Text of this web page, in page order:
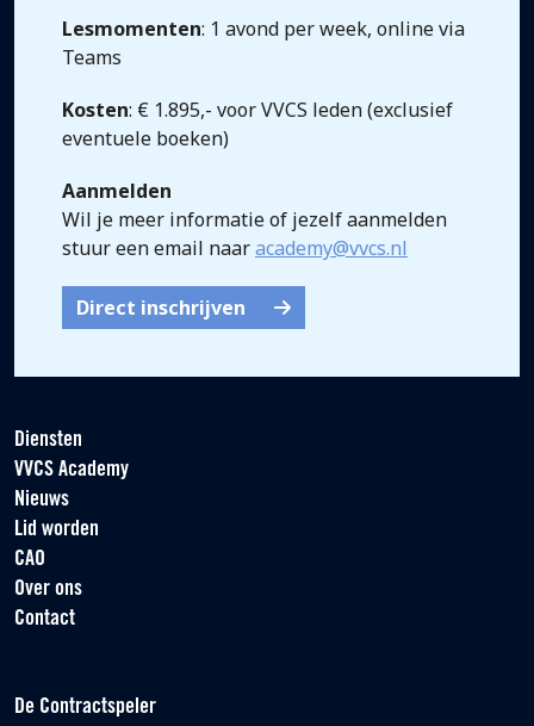
Lesmomenten: 1 avond per week, online via
Teams
Kosten: € 1.895,- voor VVCS leden (exclusief
eventuele boeken)
Aanmelden
Wil je meer informatie of jezelf aanmelden
stuur een email naaracademy@vvcs.nl
Direct inschrijven
Diensten
VVCS Academy
Nieuws
Lid worden
CAO
Over ons
Contact
De Contractspeler